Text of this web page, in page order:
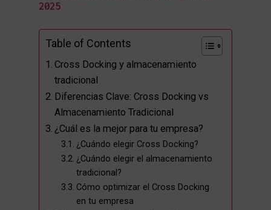
2025
Table of Contents
Cross Docking y almacenamiento
tradicional
Diferencias Clave: Cross Docking vs
Almacenamiento Tradicional
¿Cuál es la mejor para tu empresa?
¿Cuándo elegir Cross Docking?
¿Cuándo elegir el almacenamiento
tradicional?
Cómo optimizar el Cross Docking
en tu empresa